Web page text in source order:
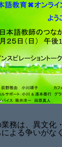
務は、異文化
よる争いがな